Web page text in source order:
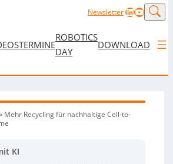
NewsletterLinkedIn
TERMINE
ROBOTICS
DAY
DOWNLOAD
Mehr Recycling für nachhaltige Cell-to-
KI